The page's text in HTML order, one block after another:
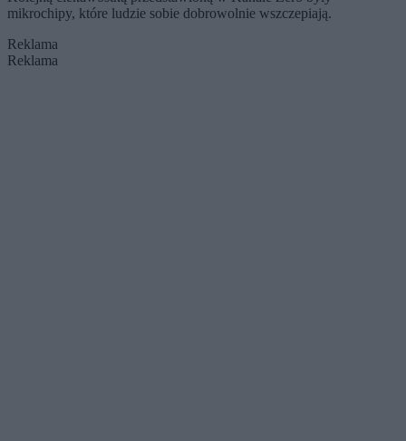
mikrochipy, które ludzie sobie dobrowolnie wszczepiają.
Reklama
Reklama